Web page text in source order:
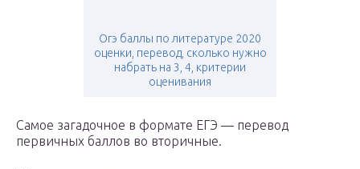
Огэ баллы по литературе 2020
оценки, перевод, сколько нужно
набрать на 3, 4, критерии
оценивания
Самое загадочное в формате ЕГЭ — перевод
первичных баллов во вторичные.